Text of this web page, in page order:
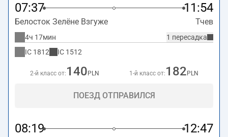
07:37 11:54
Белосток Зелёне Взгуже Тчев
1 пересадка
4ч 17мин
IC 1812 IC 1512
2-й класс от: 140 PLN 1-й класс от: 182 PLN
ПОЕЗД ОТПРАВИЛСЯ
08:19 12:47